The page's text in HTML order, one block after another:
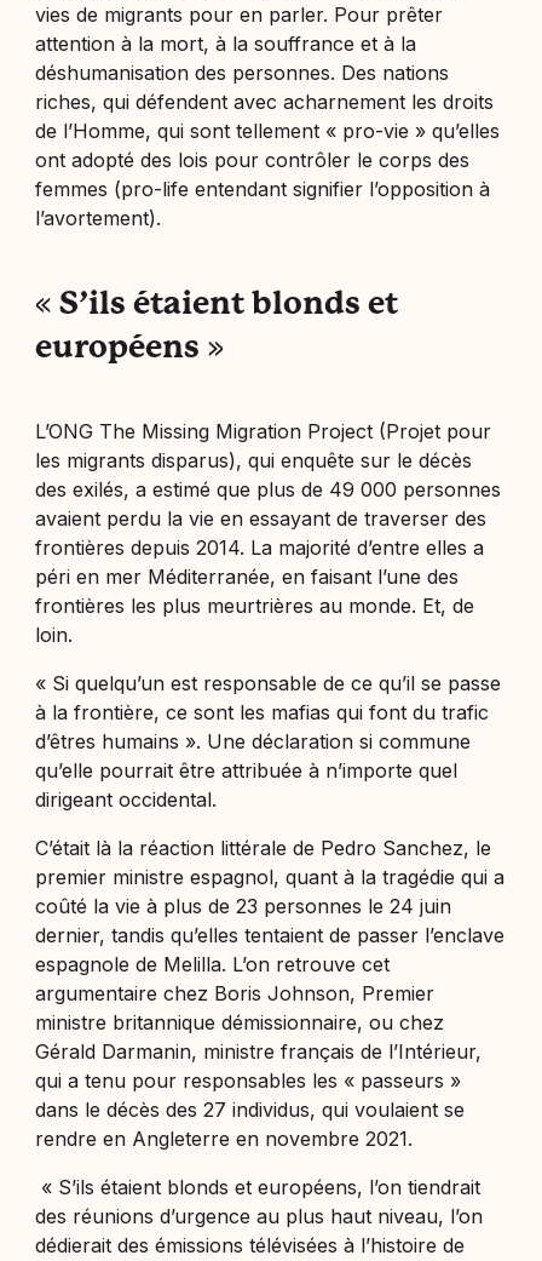
vies de migrants pour en parler. Pour prêter
attention à la mort, à la souffrance et à la
déshumanisation des personnes. Des nations
riches, qui défendent avec acharnement les droits
de l’Homme, qui sont tellement « pro-vie » qu’elles
ont adopté des lois pour contrôler le corps des
femmes (pro-lifeentendant signifier l’opposition à
l’avortement).
«S’ils étaient blonds et
européens »
L’ONG The Missing Migration Project (Projet pour
les migrants disparus), qui enquête sur le décès
des exilés, a estimé que plus de 49 000 personnes
avaient perdu la vie en essayant de traverser des
frontières depuis 2014. La majorité d’entre elles a
péri en mer Méditerranée, en faisant l’une des
frontières les plus meurtrières au monde. Et, de
loin.
« Si quelqu’un est responsable de ce qu’il se passe
à la frontière, ce sont les mafias qui font du trafic
d’êtres humains ». Une déclaration si commune
qu’elle pourrait être attribuée à n’importe quel
dirigeant occidental.
C’était là la réaction littérale de Pedro Sanchez, le
premier ministre espagnol, quant à la tragédie qui a
coûté la vie à plus de 23 personnes le 24 juin
dernier, tandis qu’elles tentaient de passer l’enclave
espagnole de Melilla. L’on retrouve cet
argumentaire chez Boris Johnson, Premier
ministre britannique démissionnaire, ou chez
Gérald Darmanin, ministre français de l’Intérieur,
qui a tenu pour responsables les « passeurs »
dans le décès des 27 individus, qui voulaient se
rendre en Angleterre en novembre 2021.
« S’ils étaient blonds et européens, l’on tiendrait
des réunions d’urgence au plus haut niveau, l’on
dédierait des émissions télévisées à l’histoire de